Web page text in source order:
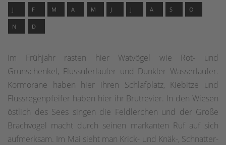
J F M A M J J A S O
N D
Im Frühjahr rasten hier Watvögel wie Rot- und
Grünschenkel, Flussuferläufer und Dunkler Wasserläufer.
Kormorane haben hier ihren Schlafplatz, Kiebitze und
Flussregenpfeifer haben hier ihr Brutrevier. In den Wiesen
östlich des Sees singen die Feldlerchen und der Große
Brachvogel macht durch seinen markanten Ruf auf sich
aufmerksam. Im Mai sieht man Krick- und Knäk-, Schnatter-